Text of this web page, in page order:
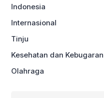
Indonesia
Internasional
Tinju
Kesehatan dan Kebugaran
Olahraga